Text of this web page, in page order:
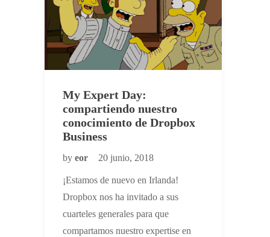
My Expert Day:
compartiendo nuestro
conocimiento de Dropbox
Business
by eor 20 junio, 2018
¡Estamos de nuevo en Irlanda!
Dropbox nos ha invitado a sus
cuarteles generales para que
compartamos nuestro expertise en